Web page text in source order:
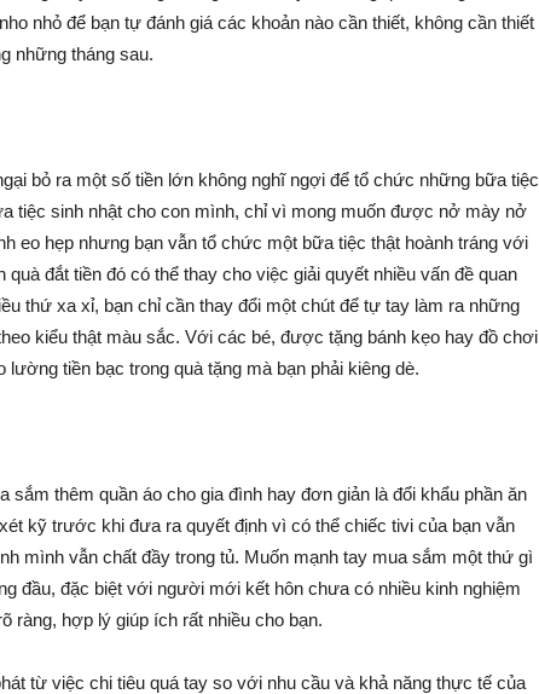
nhỏ để bạn tự đánh giá các khoản nào cần thiết, không cần thiết
những tháng sau.
bỏ ra một số tiền lớn không nghĩ ngợi để tổ chức những bữa tiệc
tiệc sinh nhật cho con mình, chỉ vì mong muốn được nở mày nở
eo hẹp nhưng bạn vẫn tổ chức một bữa tiệc thật hoành tráng với
đắt tiền đó có thể thay cho việc giải quyết nhiều vấn đề quan
thứ xa xỉ, bạn chỉ cần thay đổi một chút để tự tay làm ra những
kiểu thật màu sắc. Với các bé, được tặng bánh kẹo hay đồ chơi
tiền bạc trong quà tặng mà bạn phải kiêng dè.
sắm thêm quần áo cho gia đình hay đơn giản là đổi khẩu phần ăn
kỹ trước khi đưa ra quyết định vì có thể chiếc tivi của bạn vẫn
mình vẫn chất đầy trong tủ. Muốn mạnh tay mua sắm một thứ gì
đầu, đặc biệt với người mới kết hôn chưa có nhiều kinh nghiệm
ràng, hợp lý giúp ích rất nhiều cho bạn.
từ việc chi tiêu quá tay so với nhu cầu và khả năng thực tế của